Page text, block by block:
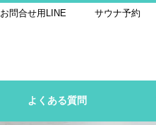
お問合せ用LINE サウナ予約
よくある質問